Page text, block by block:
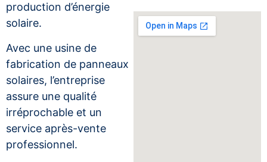
production d’énergie
solaire.
Avec une usine de
fabrication de panneaux
solaires, l’entreprise
assure une qualité
irréprochable et un
service après-vente
professionnel.